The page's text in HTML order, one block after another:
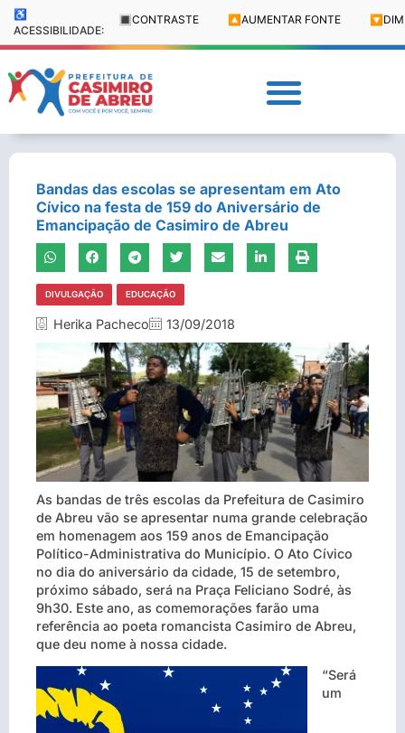
♿
ACESSIBILIDADE:
🔳 CONTRASTE 🔼 AUMENTAR FONTE 🔽
Bandas das escolas se apresentam em Ato
Cívico na festa de 159 do Aniversário de
Emancipação de Casimiro de Abreu
DIVULGAÇÃO EDUCAÇÃO
Herika Pacheco 13/09/2018
As bandas de três escolas da Prefeitura de Casimiro
de Abreu vão se apresentar numa grande celebração
em homenagem aos 159 anos de Emancipação
Político-Administrativa do Município. O Ato Cívico
no dia do aniversário da cidade, 15 de setembro,
próximo sábado, será na Praça Feliciano Sodré, às
9h30. Este ano, as comemorações farão uma
referência ao poeta romancista Casimiro de Abreu,
que deu nome à nossa cidade.
“Será
um